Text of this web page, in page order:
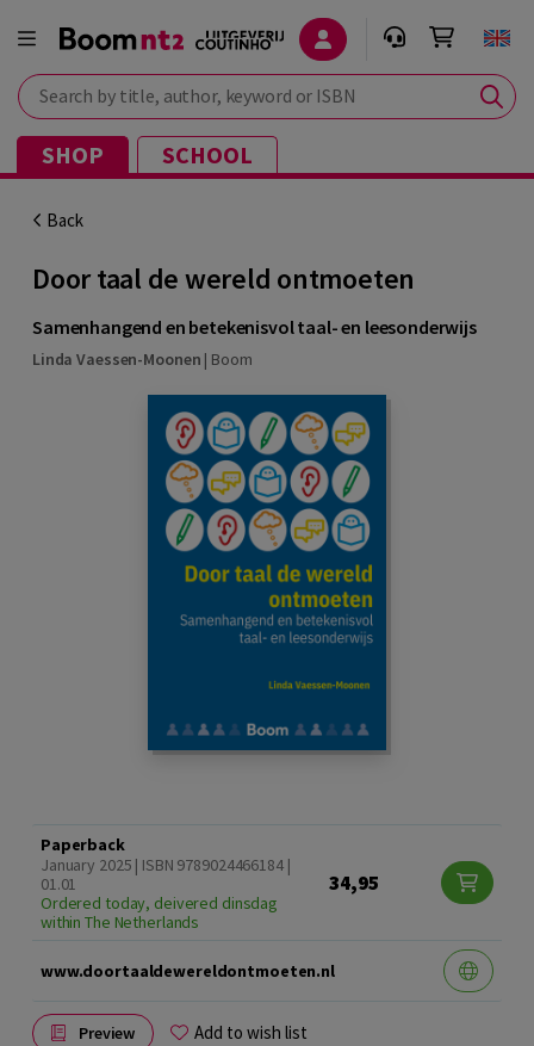
Search by title, author, keyword or ISBN
SHOP SCHOOL
Back
Door taal de wereld ontmoeten
Samenhangend en betekenisvol taal- en leesonderwijs
Linda Vaessen-Moonen | Boom
Paperback
January 2025 | ISBN 9789024466184 |
01.01
Ordered today, deivered dinsdag
within The Netherlands
34,95
www.doortaaldewereldontmoeten.nl
Preview Add to wish list